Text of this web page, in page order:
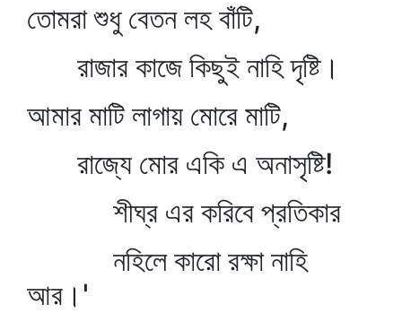
তোমরা শুধু বেতন লহ বাঁটি,
রাজার কাজে কিছুই নাহি দৃষ্টি।
আমার মাটি লাগায় মোরে মাটি,
রাজ্যে মোর একি এ অনাসৃষ্টি!
শীঘ্র এর করিবে প্রতিকার
নহিলে কারো রক্ষা নাহি
আর।'